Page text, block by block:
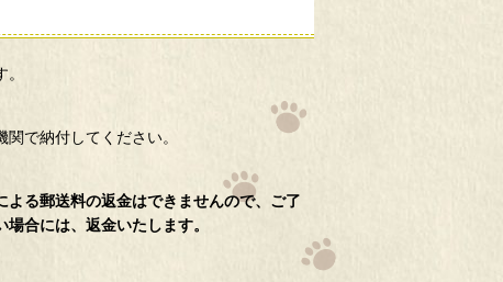
で納付してください。
る郵送料の返金はできませんので、ご了
合には、返金いたします。